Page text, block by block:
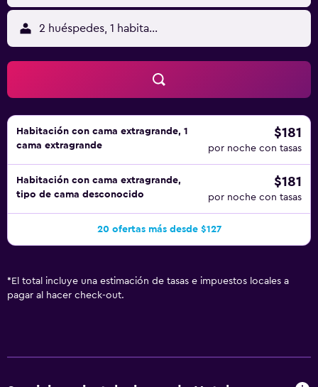
2 huéspedes, 1 habitación
Habitación con cama extragrande, 1
cama extragrande
$181
por noche con tasas
Habitación con cama extragrande,
tipo de cama desconocido
$181
por noche con tasas
20 ofertas más desde $127
* El total incluye una estimación de tasas e impuestos locales a
pagar al hacer check-out.